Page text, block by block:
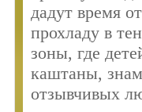
дадут время
прохладу в
зоны, где
каштаны,
отзывчивых